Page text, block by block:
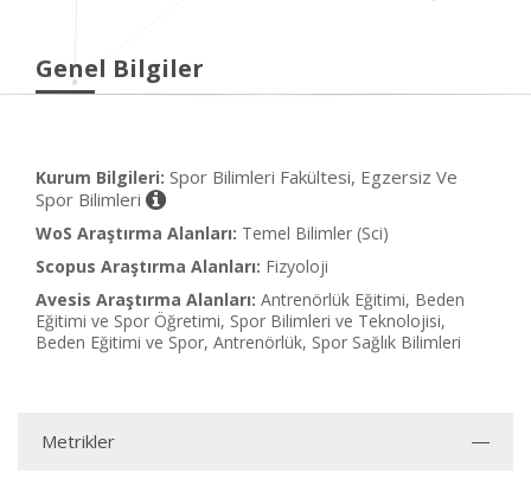
Genel Bilgiler
Kurum Bilgileri: Spor Bilimleri Fakültesi, Egzersiz Ve
Spor Bilimleri
WoS Araştırma Alanları: Temel Bilimler (Sci)
Scopus Araştırma Alanları: Fizyoloji
Avesis Araştırma Alanları: Antrenörlük Eğitimi, Beden
Eğitimi ve Spor Öğretimi, Spor Bilimleri ve Teknolojisi,
Beden Eğitimi ve Spor, Antrenörlük, Spor Sağlık Bilimleri
Metrikler